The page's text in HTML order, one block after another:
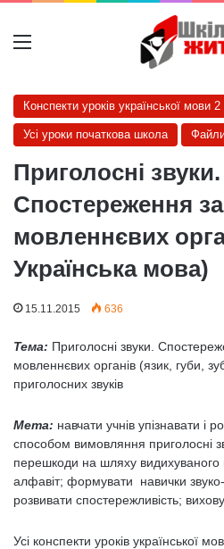
Меню
Конспекти уроків української мови 2
Усі уроки початкова школа
Приголосні звуки.
Спостереження
мовленнєвих
Українська мова)
15.11.2015 636
Тема: Приголосні звуки.
мовленнєвих органів (язик, губи,
приголосних звуків
Мета: навчати учнів упізнавати і
способом вимовляння приголосні
перешкоди на шляху видихуваного
алфавіт; формувати навички
розвивати спостережливість;
Усі конспекти уроків української